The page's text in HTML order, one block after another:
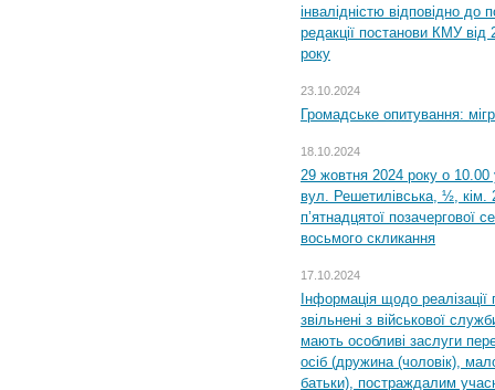
інвалідністю відповідно
редакції постанови КМУ
року
23.10.2024
Громадське опитування:
18.10.2024
29 жовтня 2024 року о 10.00
вул. Решетилівська, ½, кім.
п’ятнадцятої позачергової
восьмого скликання
17.10.2024
Інформація щодо
звільнені з військової
мають особливі заслуги
осіб (дружина (чоловік),
батьки), постраждалим